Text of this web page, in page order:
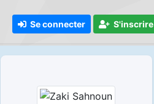
Se connecter S'inscrire